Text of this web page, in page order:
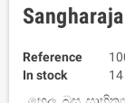
Reference
In stock